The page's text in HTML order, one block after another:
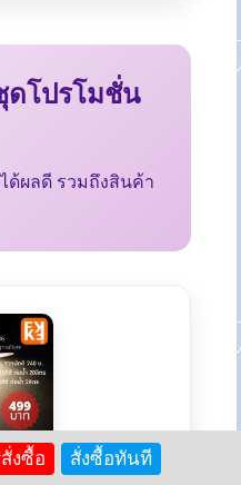
ดโปรโมชั่น
ด้ผลดี รวมถึงสินค้า
งซื้อ สั่งซื้อทันที